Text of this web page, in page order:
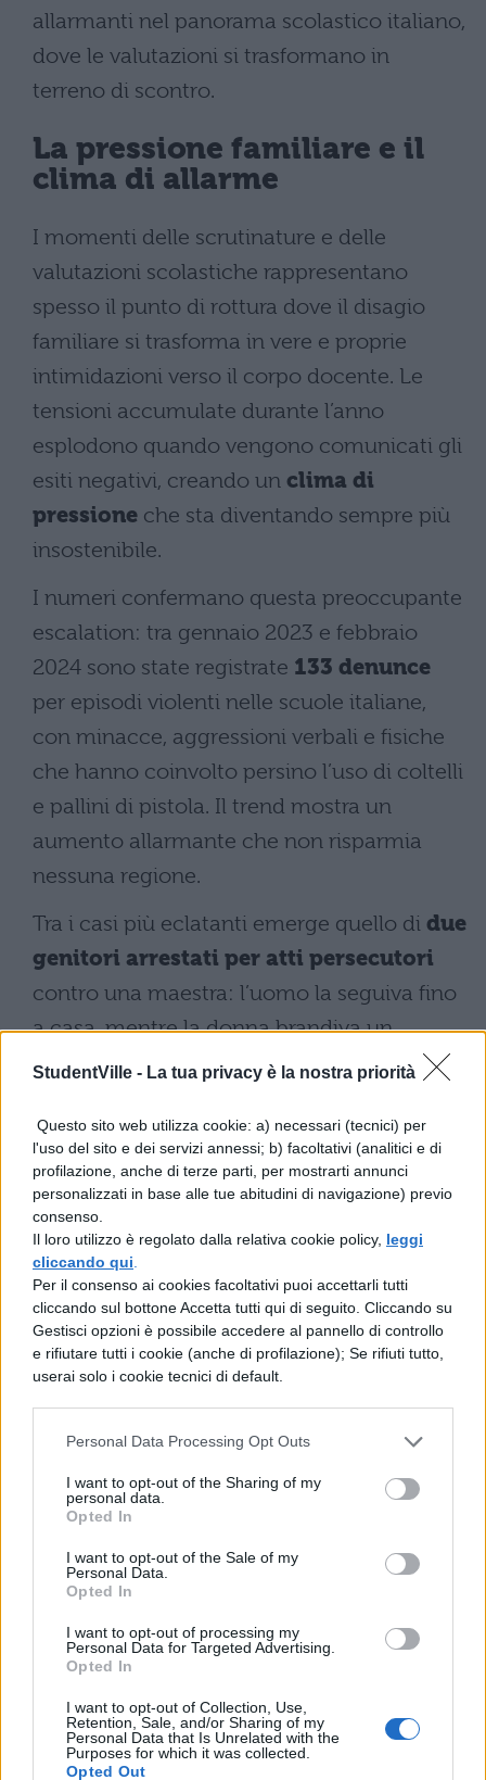
StudentVille - La tua privacy è la nostra priorità
Questo sito web utilizza cookie: a) necessari (tecnici) per
l'uso del sito e dei servizi annessi; b) facoltativi (analitici e di
profilazione, anche di terze parti, per mostrarti annunci
personalizzati in base alle tue abitudini di navigazione) previo
consenso.
Il loro utilizzo è regolato dalla relativa cookie policy, leggi
cliccando qui
Per il consenso ai cookies facoltativi puoi accettarli tutti
cliccando sul bottone Accetta tutti qui di seguito. Cliccando su
Gestisci opzioni è possibile accedere al pannello di controllo
e rifiutare tutti i cookie (anche di profilazione); Se rifiuti tutto,
userai solo i cookie tecnici di default.
Personal Data Processing Opt Outs
I want to opt-out of the Sharing of my
personal data.
Opted In
I want to opt-out of the Sale of my
Personal Data.
Opted In
I want to opt-out of processing my
Personal Data for Targeted Advertising.
Opted In
I want to opt-out of Collection, Use,
Retention, Sale, and/or Sharing of my
Personal Data that Is Unrelated with the
Purposes for which it was collected.
Opted Out
allarmanti nel panorama scolastico italiano,
dove le valutazioni si trasformano in
terreno di scontro.
La pressione familiare e il
clima di allarme
I momenti delle scrutinature e delle
valutazioni scolastiche rappresentano
spesso il punto di rottura dove il disagio
familiare si trasforma in vere e proprie
intimidazioni verso il corpo docente. Le
tensioni accumulate durante l’anno
esplodono quando vengono comunicati gli
esiti negativi, creando un clima di
pressione che sta diventando sempre più
insostenibile.
I numeri confermano questa preoccupante
escalation: tra gennaio 2023 e febbraio
2024 sono state registrate 133 denunce
per episodi violenti nelle scuole italiane,
con minacce, aggressioni verbali e fisiche
che hanno coinvolto persino l’uso di coltelli
e pallini di pistola. Il trend mostra un
aumento allarmante che non risparmia
nessuna regione.
Tra i casi più eclatanti emerge quello di due
genitori arrestati per atti persecutori
contro una maestra: l’uomo la seguiva fino
a casa, mentre la donna brandiva un
bImposta immagine in evidenza astone
descritto un clima di ansia costante che le
ha modificato completamente le abitudini
quotidiane, costringendola a farsi
accompagnare dalle colleghe.
Il sistema di tutela e il
supporto legale
L’esposto alle autorità rappresenta lo
insegnanti per attivare una risposta
istituzionale contro intimidazioni e
minacce. Come nel caso dell’insegnante
veronese, questa procedura consente di
documentare ufficialmente
comportamenti aggressivi e di richiedere
l’intervento delle forze dell’ordine.
Le misure di protezione già adottate in
episodi simili dimostrano l’efficacia del